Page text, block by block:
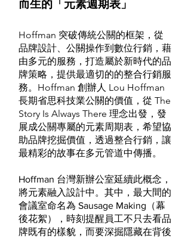
而生的「元素週期表」
Hoffman 突破傳統公關的框架，從
品牌設計、公關操作到數位行銷，藉
由多元的服務，打造屬於新時代的品
牌策略，提供最適切的的整合行銷服
務。Hoffman 創辦人 Lou Hoffman
長期省思科技業公關的價值，從 The
Story Is Always There 理念出發，發
展成公關專屬的元素周期表，希望協
助品牌挖掘價值，透過整合行銷，讓
最精彩的故事在多元管道中傳播。
Hoffman 台灣新辦公室延續此概念，
將元素融入設計中。其中，最大間的
會議室命名為 Sausage Making（幕
後花絮），時刻提醒員工不只去看品
牌既有的樣貌，而要深掘隱藏在背後